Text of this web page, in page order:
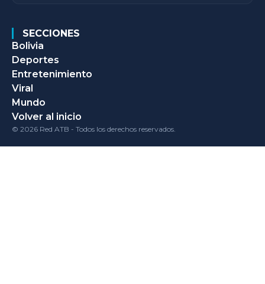
SECCIONES
Bolivia
Deportes
Entretenimiento
Viral
Mundo
Volver al inicio
© 2026 Red ATB - Todos los derechos reservados.